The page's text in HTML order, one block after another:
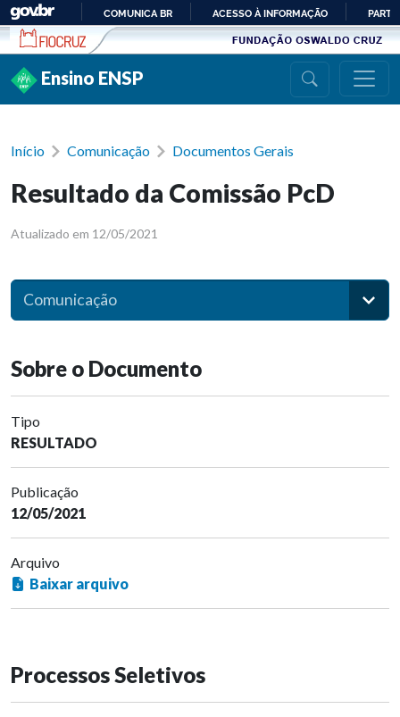
Ir para conteúdo
PARA
COMUNICA BR ACESSO À INFORMAÇÃO
Ensino ENSP
Início Comunicação Documentos Gerais
Resultado da Comissão PcD
Atualizado em 12/05/2021
Comunicação
Sobre o Documento
Tipo
RESULTADO
Publicação
12/05/2021
Arquivo
Baixar arquivo
Processos Seletivos